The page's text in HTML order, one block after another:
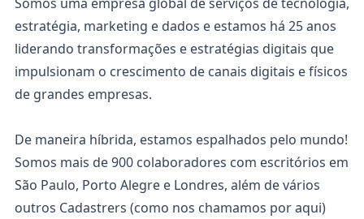
estratégia, marketing e dados e estamos há 25 anos
liderando transformações e estratégias digitais que
impulsionam o crescimento de canais digitais e físicos
de grandes empresas.
De maneira híbrida, estamos espalhados pelo mundo!
Somos mais de 900 colaboradores com escritórios em
São Paulo, Porto Alegre e Londres, além de vários
outros Cadastrers (como nos chamamos por aqui)